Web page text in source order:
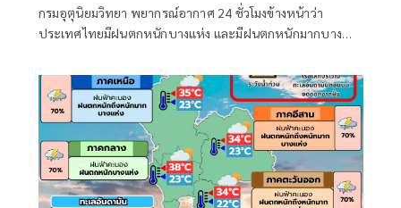
กรมอุตุนิยมวิทยา พยากรณ์อากาศ 24 ชั่วโมงข้างหน้าว่า
ประเทศไทยมีฝนตกหนักบางแห่ง และมีฝนตกหนักมากบาง